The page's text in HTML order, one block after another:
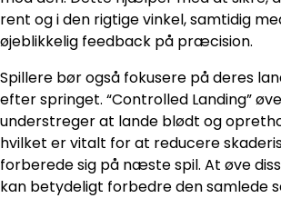
rent og i den rigtige vinkel, samtidig
øjeblikkelig feedback på præcision.
Spillere bør også fokusere på deres
efter springet. “Controlled Landing”
understreger at lande blødt og
hvilket er vitalt for at reducere
forberede sig på næste spil. At øve
kan betydeligt forbedre den samlede